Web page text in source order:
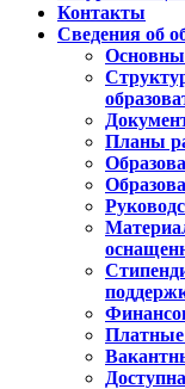
Контакты
Сведения об
Планы
Платные